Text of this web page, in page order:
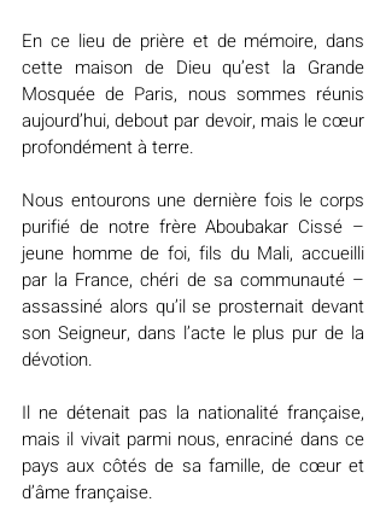
En ce lieu de prière et de mémoire, dans
cette maison de Dieu qu’est la Grande
Mosquée de Paris, nous sommes réunis
aujourd’hui, debout par devoir, mais le cœur
profondément à terre.
Nous entourons une dernière fois le corps
purifié de notre frère Aboubakar Cissé –
jeune homme de foi, fils du Mali, accueilli
par la France, chéri de sa communauté –
assassiné alors qu’il se prosternait devant
son Seigneur, dans l’acte le plus pur de la
dévotion.
Il ne détenait pas la nationalité française,
mais il vivait parmi nous, enraciné dans ce
pays aux côtés de sa famille, de cœur et
d’âme française.